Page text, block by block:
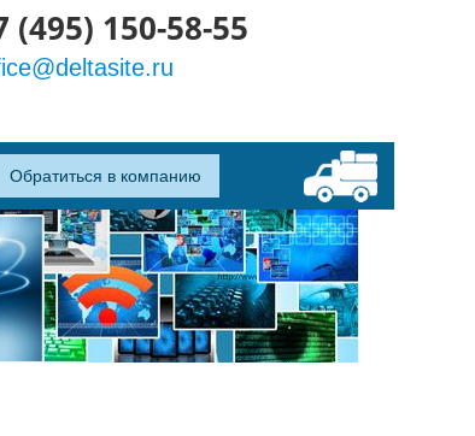
(495) 150-58-55
Обратиться в компанию